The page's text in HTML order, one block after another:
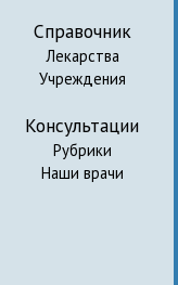
Справочник
Лекарства
Учреждения
Консультации
Рубрики
Наши врачи